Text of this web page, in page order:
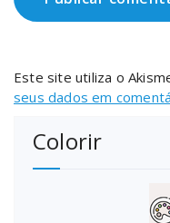
Este site utiliza o
seus dados em
Colorir